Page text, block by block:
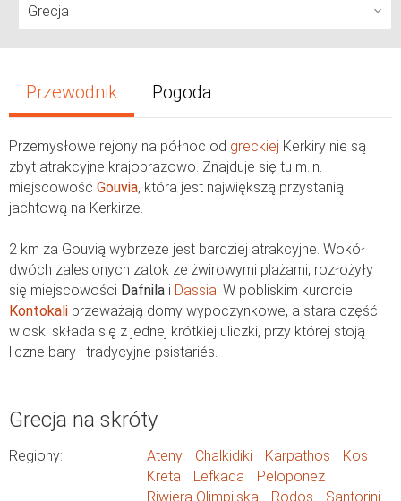
Przewodnik Pogoda
Przemysłowe rejony na północ od greckiej Kerkiry nie są
zbyt atrakcyjne krajobrazowo. Znajduje się tu m.in.
miejscowość Gouvia, która jest największą przystanią
jachtową na Kerkirze.
2 km za Gouvią wybrzeże jest bardziej atrakcyjne. Wokół
dwóch zalesionych zatok ze żwirowymi plażami, rozłożyły
się miejscowości Dafnila i Dassia. W pobliskim kurorcie
Kontokali przeważają domy wypoczynkowe, a stara część
wioski składa się z jednej krótkiej uliczki, przy której stoją
liczne bary i tradycyjne psistariés.
Grecja na skróty
Regiony: Ateny Chalkidiki Karpathos
Kos
Kreta
Lefkada
Peloponez
Riwiera Olimpijska
Rodos
Santorini